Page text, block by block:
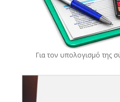
Για τον υπολογισμό της